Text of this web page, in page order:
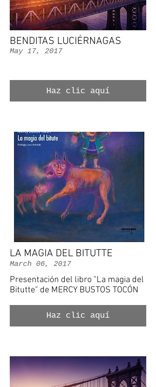
BENDITAS LUCIÉRNAGAS
May 17, 2017
Haz clic aquí
LA MAGIA DEL BITUTTE
March 06, 2017
Presentación del libro "La magia del
Bitutte" de MERCY BUSTOS TOCÓN
Haz clic aquí